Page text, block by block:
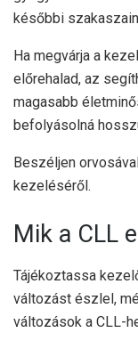
későbbi
Ha megvárja a
előrehalad, az
magasabb
befolyásolná
Beszéljen
kezeléséről.
Mik a CLL
Tájékoztassa
változást észlel,
változások a CLL-